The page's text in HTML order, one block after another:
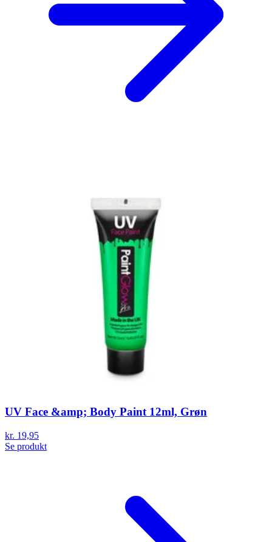
UV Face &amp; Body Paint 12ml, Grøn
kr. 19,95
Se produkt